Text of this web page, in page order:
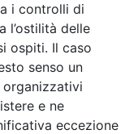
i controlli di
l’ostilità delle
ospiti. Il caso
senso un
organizzativi
e ne
eccezione